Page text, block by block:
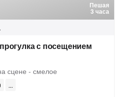
Пешая
3 часа
с посещением
сцене - смелое